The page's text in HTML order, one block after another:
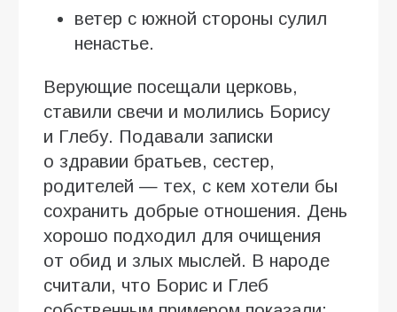
ветер с южной стороны сулил
ненастье.
Верующие посещали церковь,
ставили свечи и молились Борису
и Глебу. Подавали записки
о здравии братьев, сестер,
родителей — тех, с кем хотели бы
сохранить добрые отношения. День
хорошо подходил для очищения
от обид и злых мыслей. В народе
считали, что Борис и Глеб